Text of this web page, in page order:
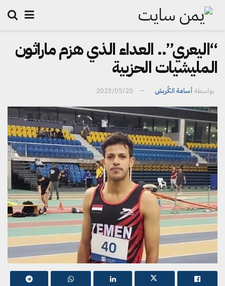
“اليعري”.. العداء الذي هزم ماراثون
المليشيات الحزبية
بواسطة أسامة الكُربش 2023/05/20